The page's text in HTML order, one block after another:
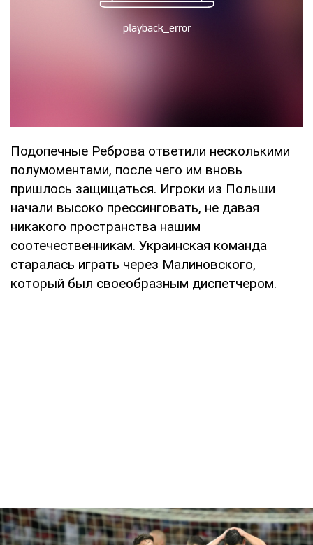
Подопечные Реброва ответили несколькими
полумоментами, после чего им вновь
пришлось защищаться. Игроки из Польши
начали высоко прессинговать, не давая
никакого пространства нашим
соотечественникам. Украинская команда
старалась играть через Малиновского,
который был своеобразным диспетчером.